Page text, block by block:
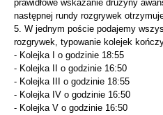
prawidłowe wskazanie drużyny
następnej rundy rozgrywek
5. W jednym poście podajemy
rozgrywek, typowanie kolejek
- Kolejka I o godzinie 18:55
- Kolejka II o godzinie 16:50
- Kolejka III o godzinie 18:55
- Kolejka IV o godzinie 16:50
- Kolejka V o godzinie 16:50